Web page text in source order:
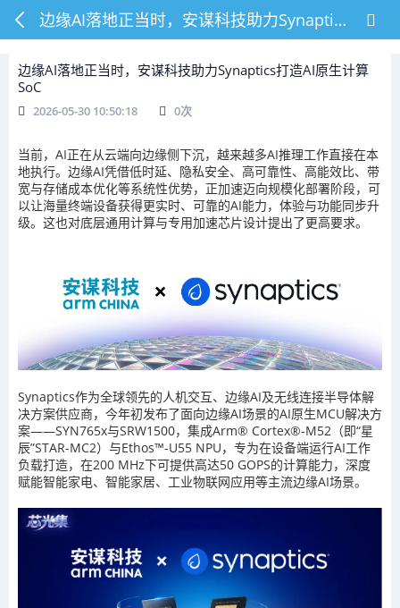
边缘AI落地正当时，安谋科技助力Synaptics打造AI原生计算SoC
边缘AI落地正当时，安谋科技助力Synaptics打造AI原生计算
SoC
2026-05-30 10:50:18 0次
当前，AI正在从云端向边缘侧下沉，越来越多AI推理工作直接在本
地执行。边缘AI凭借低时延、隐私安全、高可靠性、高能效比、带
宽与存储成本优化等系统性优势，正加速迈向规模化部署阶段，可
以让海量终端设备获得更实时、可靠的AI能力，体验与功能同步升
级。这也对底层通用计算与专用加速芯片设计提出了更高要求。
Synaptics作为全球领先的人机交互、边缘AI及无线连接半导体解
决方案供应商，今年初发布了面向边缘AI场景的AI原生MCU解决方
案——SYN765x与SRW1500，集成Arm® Cortex®-M52（即“星
辰”STAR-MC2）与Ethos™-U55 NPU，专为在设备端运行AI工作
负载打造，在200 MHz下可提供高达50 GOPS的计算能力，深度
赋能智能家电、智能家居、工业物联网应用等主流边缘AI场景。